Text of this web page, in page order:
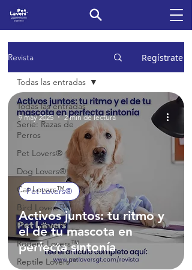
Revista Regístrate
Todas las entradas
Serie: Razas de
Perros
Pet Lovers®
Dog Lovers®
Cat Lovers™
Bird Lovers™
Fish Lovers™
Rodent Lovers™
Reptile Lovers™
Todas las entradas
Activos juntos: tu ritmo y
el de tu mascota en
perfecta sintonía
Pet Lovers®
9 may 2025 2 min de lectura